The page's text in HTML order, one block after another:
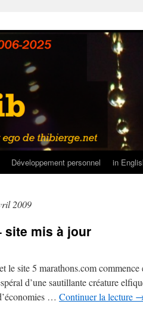
Développement personnel in
2009
site mis à jour
le site 5 marathons.com
d’une sautillante créature
… Continuer la lecture